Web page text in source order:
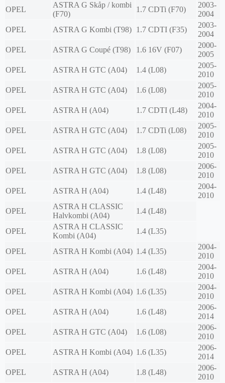
OPEL
ASTRA G Skåp / kombi
(F70)
1.7 CDTi (F70)
2003-
2004
OPEL
ASTRA G Kombi (T98) 1.7 CDTI (F35)
2003-
2004
OPEL
ASTRA G Coupé (T98) 1.6 16V (F07)
2000-
2005
OPEL
ASTRA H GTC (A04) 1.4 (L08)
2005-
2010
OPEL
ASTRA H GTC (A04) 1.6 (L08)
2005-
2010
OPEL
ASTRA H (A04) 1.7 CDTI (L48)
2004-
2010
OPEL
ASTRA H GTC (A04) 1.7 CDTi (L08)
2005-
2010
OPEL
ASTRA H GTC (A04) 1.8 (L08)
2005-
2010
OPEL
ASTRA H GTC (A04) 1.8 (L08)
2006-
2010
OPEL
ASTRA H (A04) 1.4 (L48)
2004-
2010
OPEL
ASTRA H CLASSIC
Halvkombi (A04)
1.4 (L48)
OPEL
ASTRA H CLASSIC
Kombi (A04)
1.4 (L35)
OPEL ASTRA H Kombi (A04) 1.4 (L35)
2004-
2010
OPEL
ASTRA H (A04) 1.6 (L48)
2004-
2010
OPEL
ASTRA H Kombi (A04) 1.6 (L35)
2004-
2010
OPEL
ASTRA H (A04) 1.6 (L48)
2006-
2014
OPEL
ASTRA H GTC (A04) 1.6 (L08)
2006-
2010
OPEL
ASTRA H Kombi (A04) 1.6 (L35)
2006-
2014
OPEL
ASTRA H (A04) 1.8 (L48)
2006-
2010